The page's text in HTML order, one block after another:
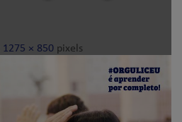
1275 × 850 pixels